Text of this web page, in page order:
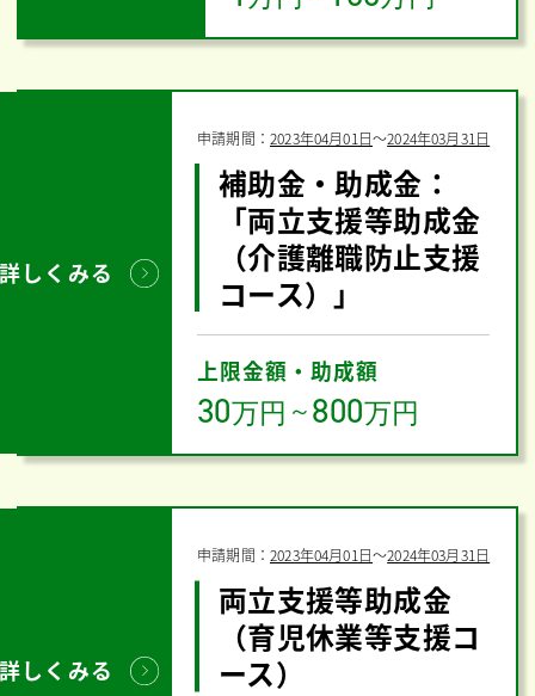
詳しくみる
申請期間：2023年04月01日〜2024年03月31日
補助金・助成金：
「両立支援等助成金
（介護離職防止支援
コース）」
上限金額・助成額
30万円 ～800万円
詳しくみる
申請期間：2023年04月01日〜2024年03月31日
両立支援等助成金
（育児休業等支援コ
ース）